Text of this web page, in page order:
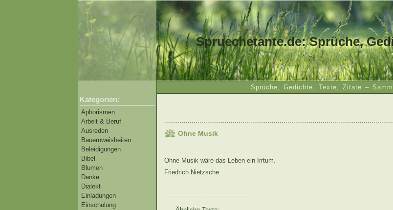
Spruechetante.de: Sprüche,
Sprüche, Gedichte, Texte, Zitate –
Kategorien:
Aphorismen
Arbeit & Beruf
Ausreden
Bauernweisheiten
Beleidigungen
Bibel
Blumen
Danke
Dialekt
Einladungen
Einschulung
Ohne Musik
Ohne Musik wäre das Leben ein Irrtum.
Friedrich Nietzsche